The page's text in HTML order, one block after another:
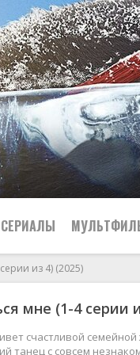
СЕРИАЛЫ
2026
2025
2026
2025
из 4) (2025)
мне (1-4 серии
счастливой
танец с совсем